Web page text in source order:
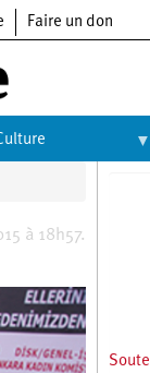
Faire un don
à 18h57.